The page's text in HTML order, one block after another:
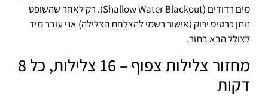
מים רדודים (Shallow Water Blackout). רק לאחר שהשופט
נותן כרטיס ירוק (אישור רשמי להצלחת הצלילה) אני עובר מיד
לצולל הבא בתור.
מחזור צלילות צפוף – 16 צלילות, כל 8
דקות